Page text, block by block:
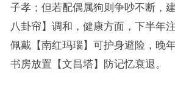
子孝；但若配偶属狗则争吵不断，
八卦帘】调和，健康方面，下半年
佩戴【南红玛瑙】可护身避险，晚
书房放置【文昌塔】防记忆衰退。